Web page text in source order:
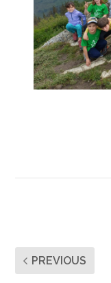
PREVIOUS